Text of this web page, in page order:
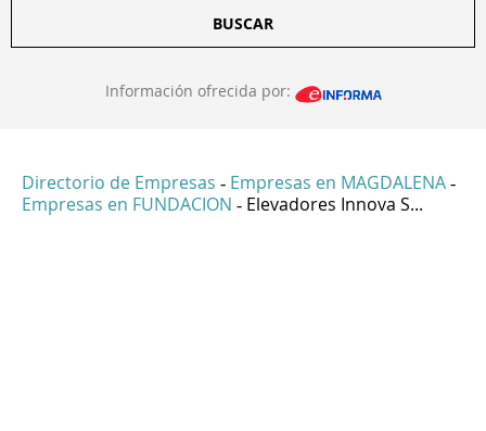
BUSCAR
Información ofrecida por:
Directorio de Empresas - Empresas en MAGDALENA -
Empresas en FUNDACION - Elevadores Innova S...